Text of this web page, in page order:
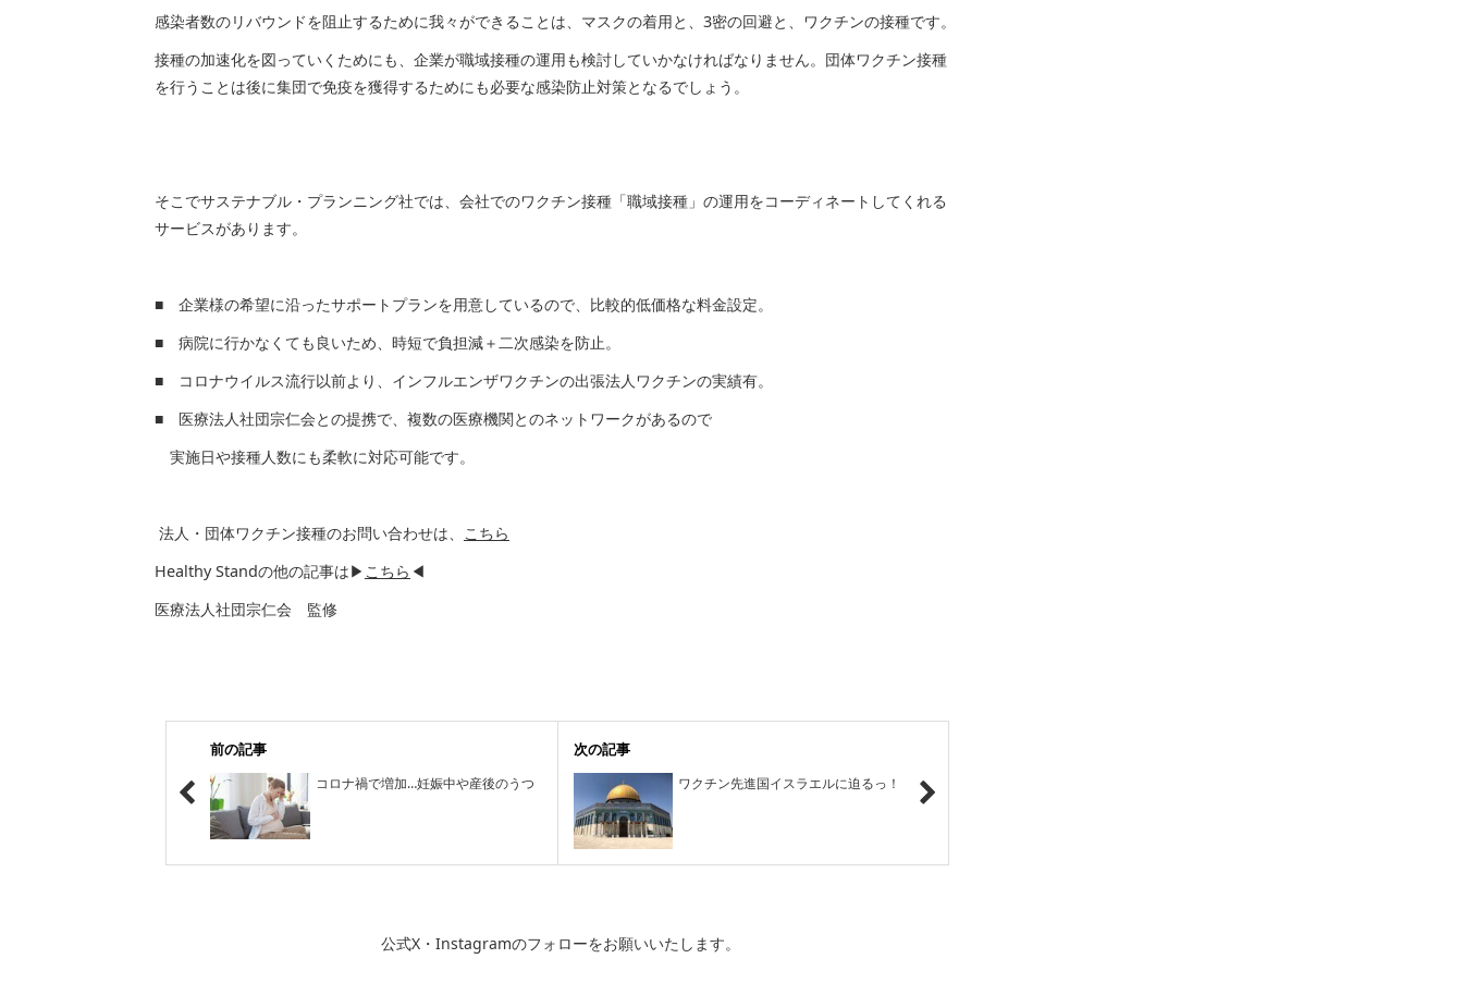
感染者数のリバウンドを阻止するために我々ができることは、マスクの着用と、3密の回避と、ワクチンの接種です。
接種の加速化を図っていくためにも、企業が職域接種の運用も検討していかなければなりません。団体ワクチン接種
を行うことは後に集団で免疫を獲得するためにも必要な感染防止対策となるでしょう。
そこでサステナブル・プランニング社では、会社でのワクチン接種「職域接種」の運用をコーディネートしてくれる
サービスがあります。
■ 企業様の希望に沿ったサポートプランを用意しているので、比較的低価格な料金設定。
■ 病院に行かなくても良いため、時短で負担減＋二次感染を防止。
■ コロナウイルス流行以前より、インフルエンザワクチンの出張法人ワクチンの実績有。
■ 医療法人社団宗仁会との提携で、複数の医療機関とのネットワークがあるので
実施日や接種人数にも柔軟に対応可能です。
法人・団体ワクチン接種のお問い合わせは、 こちら
Healthy Standの他の記事は▶ こちら ◀
医療法人社団宗仁会 監修
前の記事
コロナ禍で増加…妊娠中や産後のうつ
次の記事
ワクチン先進国イスラエルに迫るっ！
公式X・Instagramのフォローをお願いいたします。